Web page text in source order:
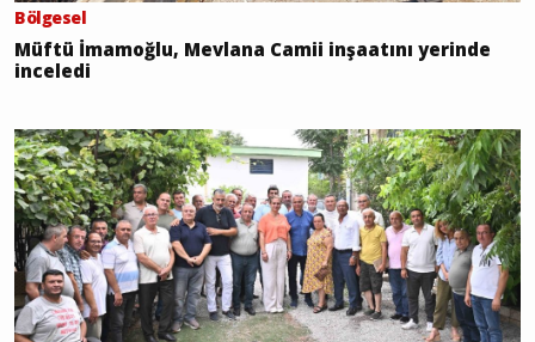
Bölgesel
Müftü İmamoğlu, Mevlana Camii inşaatını yerinde
inceledi